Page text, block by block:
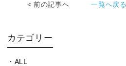
< 前の記事へ 一覧へ戻る
カテゴリー
ALL